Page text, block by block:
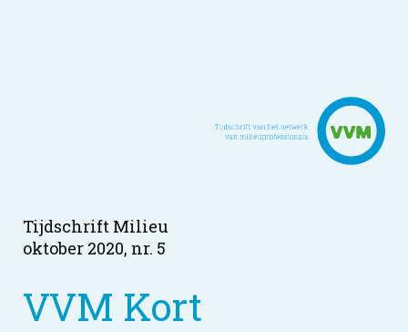
Tijdschrift Milieu
oktober 2020, nr. 5
VVM Kort